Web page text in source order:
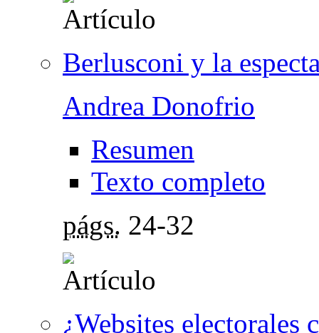
Berlusconi y la
Andrea Donofrio
Resumen
Texto completo
págs. 24-32
¿Websites electorales